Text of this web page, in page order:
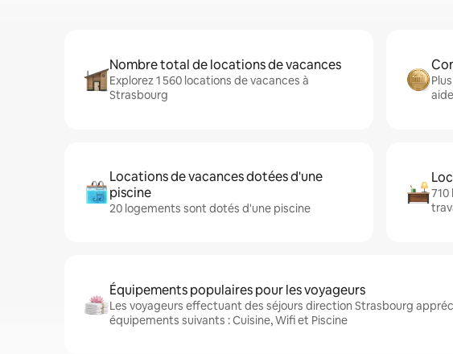
Nombre total de locations de vacances
Explorez 1 560 locations de vacances à
Strasbourg
Locations de vacances dotées d'une
piscine
20 logements sont dotés d'une piscine
Équipements populaires pour les voyageurs
Les voyageurs effectuant des séjours direction Strasbourg
équipements suivants : Cuisine, Wifi et Piscine